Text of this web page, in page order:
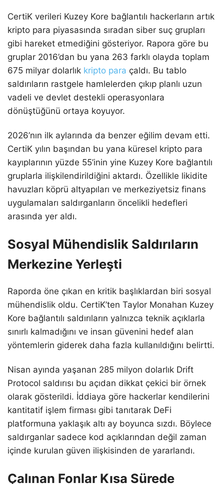
CertiK verileri Kuzey Kore bağlantılı hackerların artık
kripto para piyasasında sıradan siber suç grupları
gibi hareket etmediğini gösteriyor. Rapora göre bu
gruplar 2016’dan bu yana 263 farklı olayda toplam
675 milyar dolarlık kripto para çaldı. Bu tablo
saldırıların rastgele hamlelerden çıkıp planlı uzun
vadeli ve devlet destekli operasyonlara
dönüştüğünü ortaya koyuyor.
2026’nın ilk aylarında da benzer eğilim devam etti.
CertiK yılın başından bu yana küresel kripto para
kayıplarının yüzde 55’inin yine Kuzey Kore bağlantılı
gruplarla ilişkilendirildiğini aktardı. Özellikle likidite
havuzları köprü altyapıları ve merkeziyetsiz finans
uygulamaları saldırganların öncelikli hedefleri
arasında yer aldı.
Sosyal Mühendislik Saldırıların
Merkezine Yerleşti
Raporda öne çıkan en kritik başlıklardan biri sosyal
mühendislik oldu. CertiK’ten Taylor Monahan Kuzey
Kore bağlantılı saldırıların yalnızca teknik açıklarla
sınırlı kalmadığını ve insan güvenini hedef alan
yöntemlerin giderek daha fazla kullanıldığını belirtti.
Nisan ayında yaşanan 285 milyon dolarlık Drift
Protocol saldırısı bu açıdan dikkat çekici bir örnek
olarak gösterildi. İddiaya göre hackerlar kendilerini
kantitatif işlem firması gibi tanıtarak DeFi
platformuna yaklaşık altı ay boyunca sızdı. Böylece
saldırganlar sadece kod açıklarından değil zaman
içinde kurulan güven ilişkisinden de yararlandı.
Çalınan Fonlar Kısa Sürede